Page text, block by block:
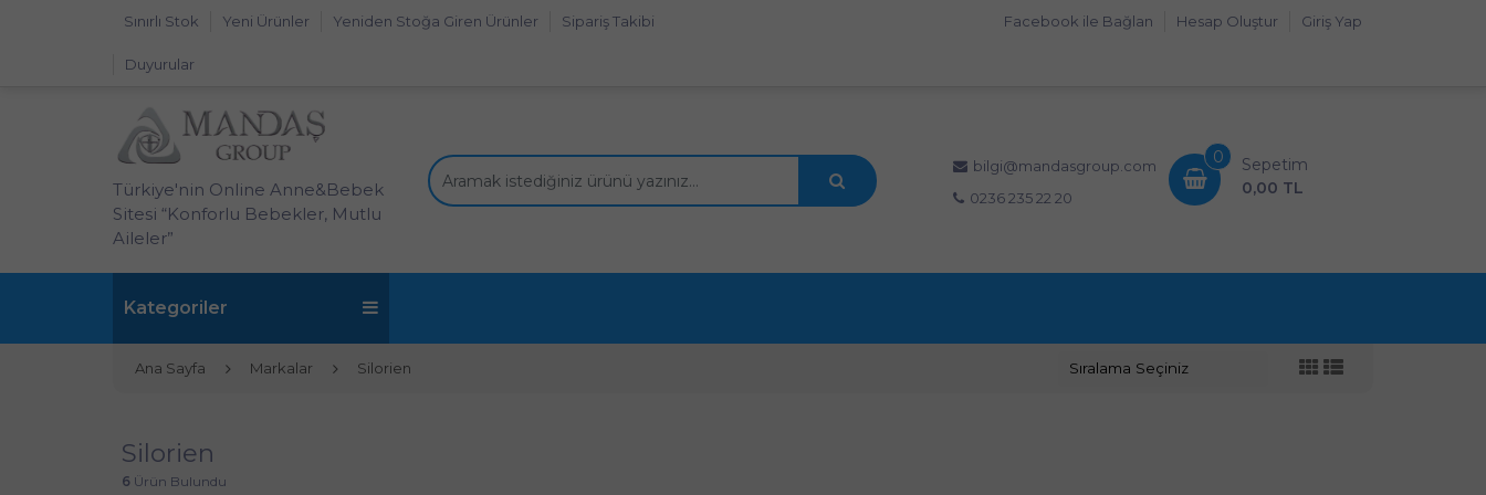
Sınırlı Stok Yeni Ürünler Yeniden Stoğa Giren Ürünler Sipariş Takibi
Duyurular
Giriş Yap
Hesap Oluştur
Facebook ile Bağlan
Türkiye'nin Online Anne&Bebek
Sitesi “Konforlu Bebekler, Mutlu
Aileler”
bilgi@mandasgroup.com
0236 235 22 20
0
Sepetim
0,00 TL
Kategoriler
Ana Sayfa Markalar Silorien
Silorien
6 Ürün Bulundu